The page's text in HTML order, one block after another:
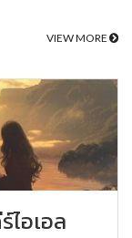
VIEW MORE
ไอเอล